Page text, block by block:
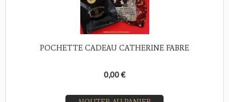
POCHETTE CADEAU CATHERINE FABRE
0,00 €